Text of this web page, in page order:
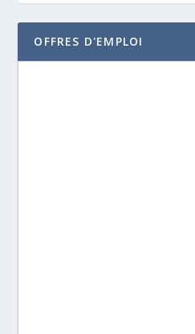
OFFRES D'EMPLOI